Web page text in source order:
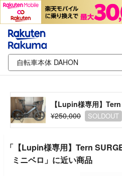
¥250,000
SOLDOUT
「【Lupin様専用】Tern
ミニベロ」に近い商品